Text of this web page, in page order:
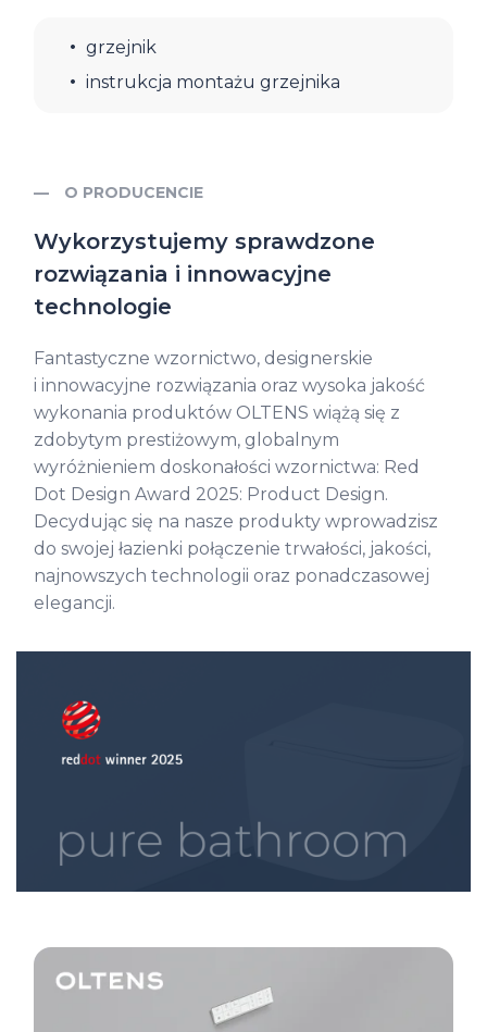
grzejnik
instrukcja montażu grzejnika
O PRODUCENCIE
Wykorzystujemy sprawdzone
rozwiązania i innowacyjne
technologie
Fantastyczne wzornictwo, designerskie
i innowacyjne rozwiązania oraz wysoka jakość
wykonania produktów OLTENS wiążą się z
zdobytym prestiżowym, globalnym
wyróżnieniem doskonałości wzornictwa: Red
Dot Design Award 2025: Product Design.
Decydując się na nasze produkty wprowadzisz
do swojej łazienki połączenie trwałości, jakości,
najnowszych technologii oraz ponadczasowej
elegancji.